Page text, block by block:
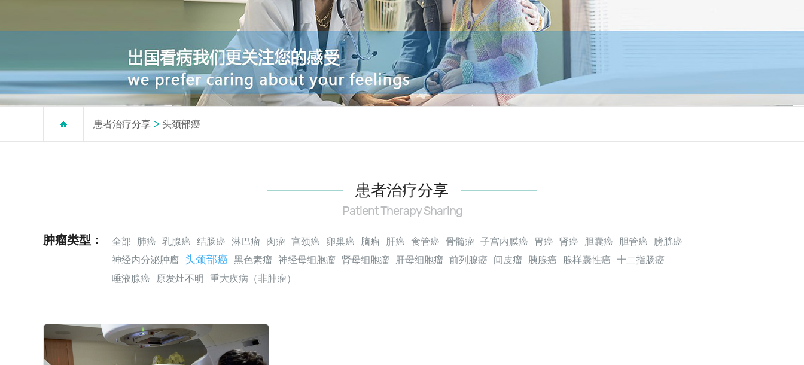
患者治疗分享 头颈部癌
患者治疗分享
Patient Therapy Sharing
肿瘤类型： 全部 肺癌 乳腺癌 结肠癌 淋巴瘤 肉瘤 宫颈癌 卵巢癌 脑瘤 肝癌 食管癌 骨髓瘤 子宫内膜癌 胃癌 肾癌 胆囊癌 胆管癌
膀胱癌
神经内分泌肿瘤
头颈部癌 黑色素瘤 神经母细胞瘤 肾母细胞瘤 肝母细胞瘤 前列腺癌 间皮瘤 胰腺癌 腺样囊性癌
十二指肠癌
唾液腺癌
原发灶不明 重大疾病（非肿瘤）